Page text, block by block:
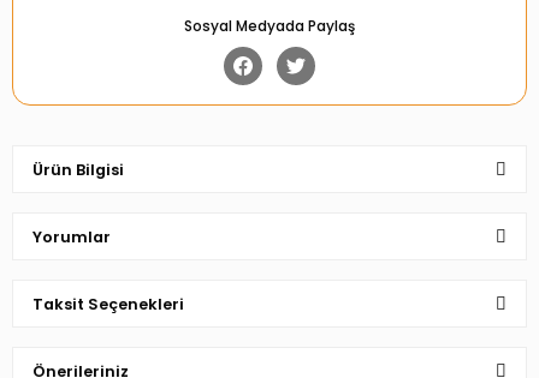
Sosyal Medyada Paylaş
Ürün Bilgisi
Yorumlar
Taksit Seçenekleri
Önerileriniz